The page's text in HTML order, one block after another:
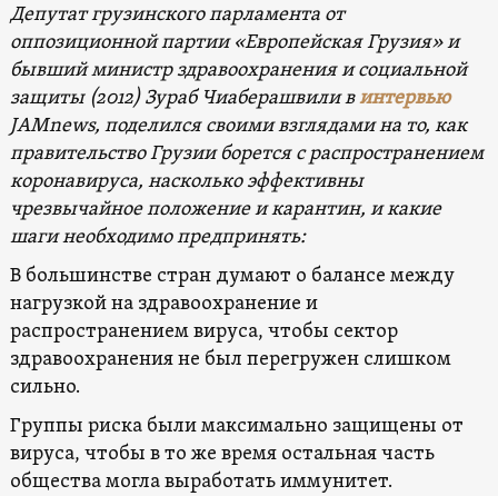
Депутат грузинского парламента от
оппозиционной партии «Европейская Грузия» и
бывший министр здравоохранения и социальной
защиты (2012) Зураб Чиаберашвили винтервью
JAMnews, поделился своими взглядами на то, как
правительство Грузии борется с распространением
коронавируса, насколько эффективны
чрезвычайное положение и карантин, и какие
шаги необходимо предпринять:
В большинстве стран думают о балансе между
нагрузкой на здравоохранение и
распространением вируса, чтобы сектор
здравоохранения не был перегружен слишком
сильно.
Группы риска были максимально защищены от
вируса, чтобы в то же время остальная часть
общества могла выработать иммунитет.